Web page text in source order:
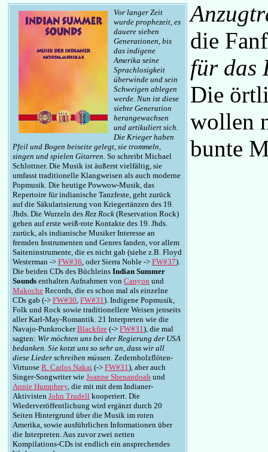
Vor langer Zeit
wurde prophezeit, es
dauere sieben
Generationen, bis
das indigene
Amerika seine
Sprachlosigkeit
überwinde und sein
Schweigen ablegen
werde. Nun ist diese
siebte Generation
herangewachsen
und artikuliert sich.
Die Krieger haben
Pfeil und Bogen beiseite gelegt, sie trommeln,
singen und spielen Gitarren. So schreibt Michael
Schlottner. Die Musik ist äußerst vielfältig, sie
umfasst traditionelle Klangweisen als auch moderne
Popmusik. Die heutige Powwow-Musik, das
Repertoire für indianische Tanzfeste, geht zurück
auf die Säkularisierung von Kriegertänzen des 19.
Jhds. Die Wurzeln des Rez Rock (Reservation Rock)
gehen auf erste weiß-rote Kontakte des 19. Jhds.
zurück, als indianische Musiker Interesse an
fremden Instrumenten und Genres fanden, vor allem
Saiteninstrumente, die es nicht gab (siehe z.B. Floyd
Westerman -> FW#36, oder Sierra Noble -> FW#37).
Die beiden CDs des Büchleins Indian Summer
Sounds enthalten Aufnahmen von Canyon und
Makoche Records, die es schon mal als einzelne
CDs gab (-> FW#30, FW#31). Indigene Popmusik,
Folk und Rock sowie traditionellere Weisen jenseits
aller Karl-May-Romantik. 21 Interpreten wie die
Navajo-PunkrockerBlackfire (-> FW#31), die mal
sagten: Wir möchten uns bei der Regierung der USA
bedanken. Sie kotzt uns so sehr an, dass wir all
diese Lieder schreiben müssen. Zedernholzflöten-
Virtuose R. Carlos Nakai (-> FW#31), aber auch
Singer-Songwriter wie Joanne Shenandoah und
Annie Humphrey, die mit mit dem Indianer-
Aktivisten John Trudell kooperiert. Die
Wiederveröffentlichung wird ergänzt durch 20
Seiten Hintergrund über die Musik im roten
Amerika, sowie ausführlichen Informationen über
die Interpreten. Aus zuvor zwei netten
Kompilations-CDs ist endlich ein ansprechendes
die
für das
Die
wollen
bunte